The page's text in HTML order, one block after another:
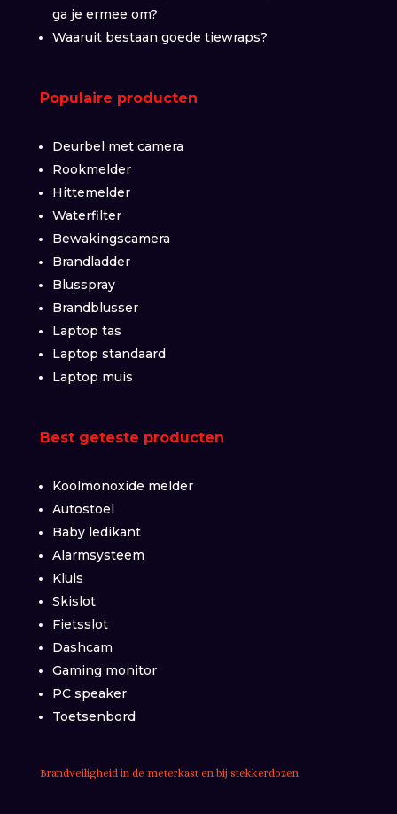
ga je ermee om?
Waaruit bestaan goede tiewraps?
Populaire producten
Deurbel met camera
Rookmelder
Hittemelder
Waterfilter
Bewakingscamera
Brandladder
Blusspray
Brandblusser
Laptop tas
Laptop standaard
Laptop muis
Best geteste producten
Koolmonoxide melder
Autostoel
Baby ledikant
Alarmsysteem
Kluis
Skislot
Fietsslot
Dashcam
Gaming monitor
PC speaker
Toetsenbord
Brandveiligheid in de meterkast en bij stekkerdozen